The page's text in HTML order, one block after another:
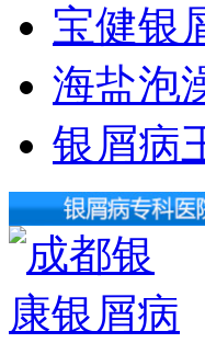
宝健银
海盐泡
银屑病